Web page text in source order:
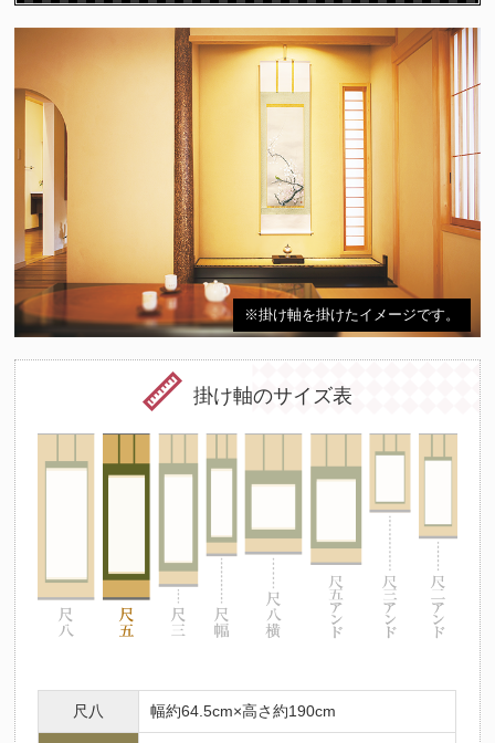
※掛け軸を掛けたイメージです。
掛け軸のサイズ表
尺八 幅約64.5cm×高さ約190cm